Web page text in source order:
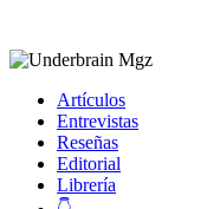
Artículos
Entrevistas
Reseñas
Editorial
Librería